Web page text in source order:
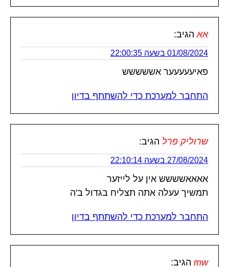
אא הגיב:
01/08/2024 בשעה 22:00:35
פאיעעעעער אששששש
התחבר למערכת כדי להשתתף בדיון
שרוליק פרל הגיב:
27/08/2024 בשעה 22:10:14
אאאאשששש אין על לייזער
תמשיך עעלה אתה תצליח בגדול ב'ה
התחבר למערכת כדי להשתתף בדיון
mw הגיב: